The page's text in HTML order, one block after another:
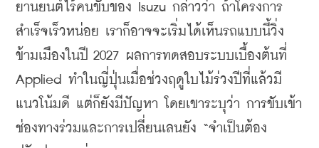
ยานยนต์ไร้คนขับของ Isuzu กล่าวว่า ถ้าโครงการ
สำเร็จเร็วหน่อย เราก็อาจจะเริ่มได้เห็นรถแบบนี้วิ่ง
ข้ามเมืองในปี 2027 ผลการทดสอบระบบเบื้องต้นที่
Applied ทำในญี่ปุ่นเมื่อช่วงฤดูใบไม้ร่วงปีที่แล้วมี
แนวโน้มดี แต่ก็ยังมีปัญหา โดยเขาระบุว่า การขับเข้า
ช่องทางร่วมและการเปลี่ยนเลนยัง “จำเป็นต้อง